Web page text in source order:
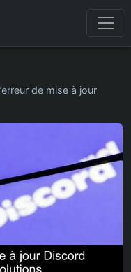
de mise à jour